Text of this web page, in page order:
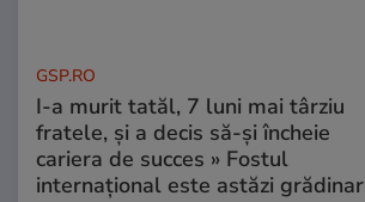
GSP.RO
I-a murit tatăl, 7 luni mai târziu
fratele, și a decis să-și încheie
cariera de succes » Fostul
internațional este astăzi grădinar